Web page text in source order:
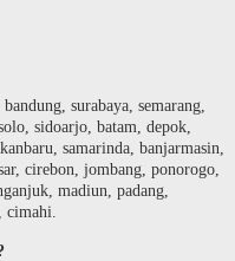
surabaya, semarang,
sidoarjo, batam, depok,
samarinda, banjarmasin,
cirebon, jombang, ponorogo,
madiun, padang,